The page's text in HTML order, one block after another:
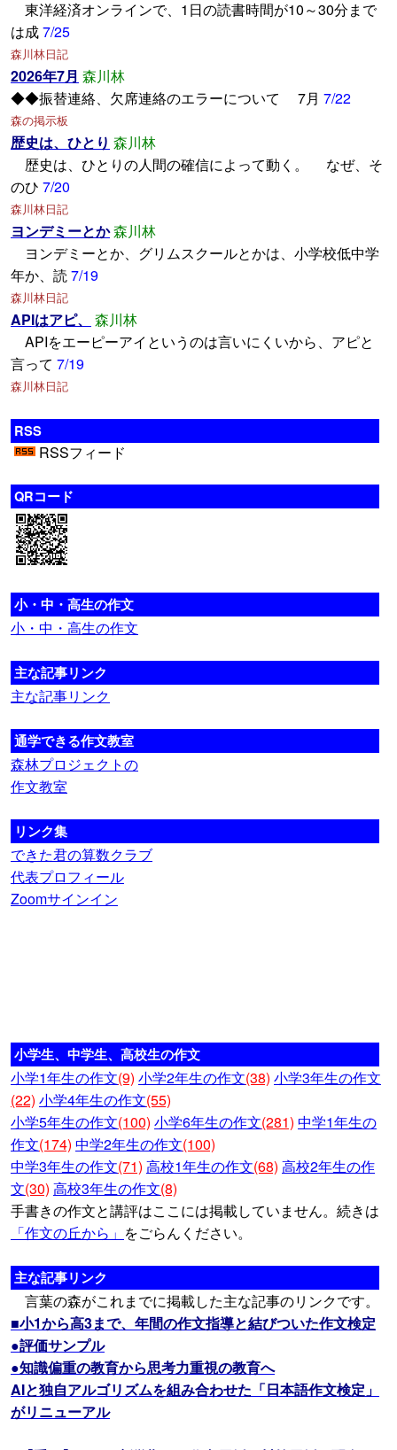
東洋経済オンラインで、1日の読書時間が10～30分まで
は成7/25
森川林日記
2026年7月 森川林
◆◆振替連絡、欠席連絡のエラーについて 7月 7/22
森の掲示板
歴史は、ひとり 森川林
歴史は、ひとりの人間の確信によって動く。 なぜ、そ
のひ 7/20
森川林日記
ヨンデミーとか森川林
ヨンデミーとか、グリムスクールとかは、小学校低中学
年か、読7/19
森川林日記
APIはアピ、
森川林
APIをエーピーアイというのは言いにくいから、アピと
言って 7/19
森川林日記
RSS
RSSフィード
QRコード
小・中・高生の作文
小・中・高生の作文
主な記事リンク
主な記事リンク
通学できる作文教室
森林プロジェクトの
作文教室
リンク集
できた君の算数クラブ
代表プロフィール
Zoomサインイン
小学生、中学生、高校生の作文
小学1年生の作文(9) 小学2年生の作文(38) 小学3年生の作文
(22) 小学4年生の作文(55)
小学5年生の作文(100) 小学6年生の作文(281) 中学1年生の
作文(174) 中学2年生の作文(100)
中学3年生の作文(71) 高校1年生の作文(68) 高校2年生の作
文(30) 高校3年生の作文(8)
手書きの作文と講評はここには掲載していません。続きは
「作文の丘から」 をごらんください。
主な記事リンク
言葉の森がこれまでに掲載した主な記事のリンクです。
■小1から高3まで、年間の作文指導と結びついた作文検定
●評価サンプル
●知識偏重の教育から思考力重視の教育へ
AIと独自アルゴリズムを組み合わせた「日本語作文検定」
がリニューアル